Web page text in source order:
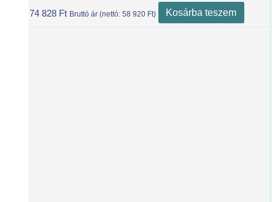
74 828 Ft Bruttó ár (nettó: 58 920 Ft) Kosárba teszem